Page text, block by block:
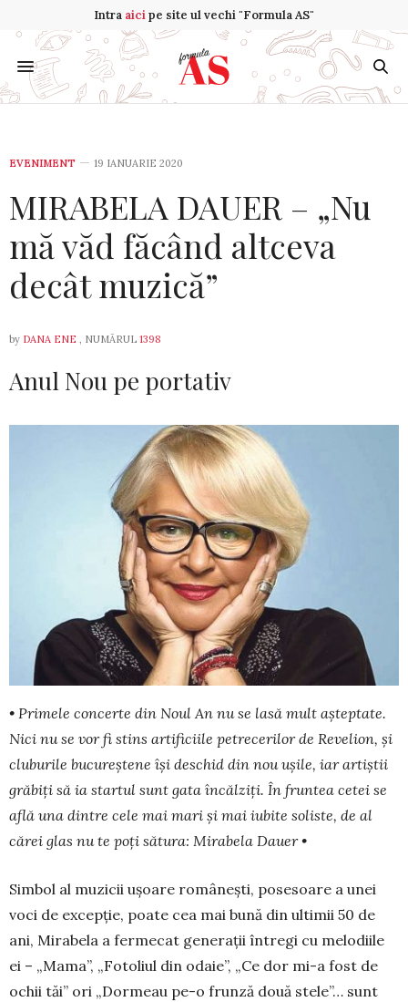
Intra aicipe site ul vechi "Formula AS"
EVENIMENT 19 IANUARIE 2020
MIRABELA DAUER – „Nu
mă văd făcând altceva
decât muzică”
by DANA ENE , NUMĂRUL 1398
Anul Nou pe portativ
• Primele concerte din Noul An nu se lasă mult aşteptate.
Nici nu se vor fi stins artificiile petrecerilor de Revelion, şi
cluburile bucureştene îşi deschid din nou uşile, iar artiştii
grăbiți să ia startul sunt gata încăl­ziți. În fruntea cetei se
află una dintre cele mai mari și mai iubite soliste, de al
cărei glas nu te poți sătura: Mirabela Dauer •
Simbol al muzicii uşoare românești, pose­soare a unei
voci de excepție, poa­te cea mai bună din ultimii 50 de
ani, Mira­bela a fermecat generații întregi cu melo­diile
ei – „Mama”, „Fotoliul din odaie”, „Ce dor mi-a fost de
ochii tăi” ori „Dormeau pe-o frunză două stele”… sunt